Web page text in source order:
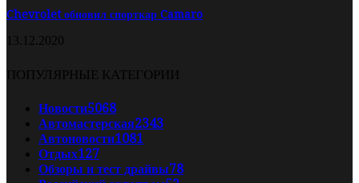
Chevrolet обновил спорткар Camaro
13.12.2020
ПОПУЛЯРНЫЕ КАТЕГОРИИ
Новости5068
Автомастерская2343
Автоновости1081
Отдых127
Обзоры и тест драйвы78